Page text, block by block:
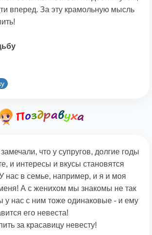
вперед. За эту крамольную мысль
что у супругов, долгие годы
и интересы и вкусы становятся
нас в семье, например, и я и моя
А с женихом мы знакомы не так
у нас с ним тоже одинаковые - и ему
его невеста!
за красавицу невесту!